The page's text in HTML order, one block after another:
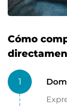
Cómo
1